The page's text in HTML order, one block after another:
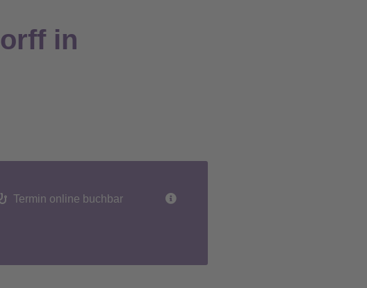
in
Termin online buchbar